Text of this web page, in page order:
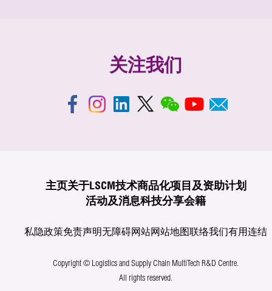
关注我们
主页关于LSCM技术商品化项目及资助计划
活动及消息科技分享会籍
私隐政策免责声明无障碍网站网站地图联络我们有用连结
Copyright © Logistics and Supply Chain MultiTech R&D Centre.
All rights reserved.